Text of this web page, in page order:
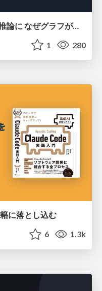
AIエージェントの知識表現と推論に なぜグラフが使われるのか - 記号的AIの復権とニューラルAIとの統合
1 280
に落とし込む
6 1.3k